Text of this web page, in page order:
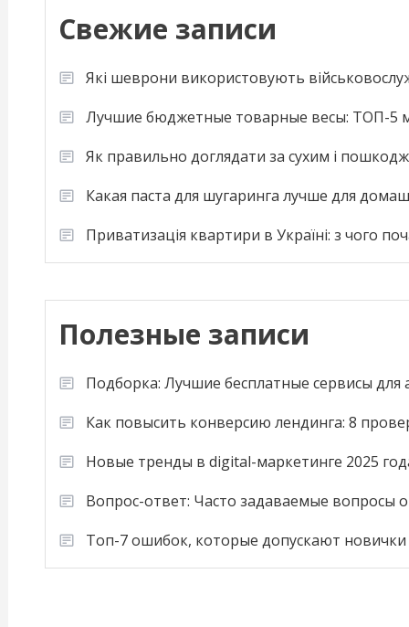
Свежие записи
Які шеврони використовують
Лучшие бюджетные товарные весы: ТОП-5
Як правильно доглядати за сухим і
Какая паста для шугаринга лучше для
Приватизація квартири в Україні: з чого
Полезные записи
Подборка: Лучшие бесплатные сервисы
Как повысить конверсию лендинга: 8
Новые тренды в digital-маркетинге 2025
Вопрос-ответ: Часто задаваемые вопросы
Топ-7 ошибок, которые допускают